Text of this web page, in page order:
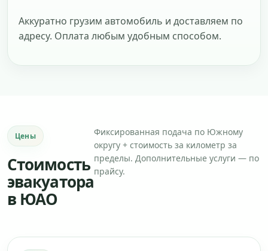
Аккуратно грузим автомобиль и доставляем по
адресу. Оплата любым удобным способом.
Цены
Стоимость
эвакуатора
в ЮАО
Фиксированная подача по Южному
округу + стоимость за километр за
пределы. Дополнительные услуги — по
прайсу.